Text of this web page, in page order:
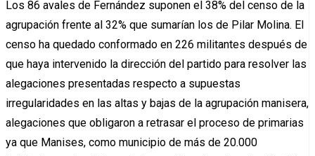
Los 86 avales de Fernández suponen el 38% del censo de la
agrupación frente al 32% que sumarían los de Pilar Molina. El
censo ha quedado conformado en 226 militantes después de
que haya intervenido la dirección del partido para resolver las
alegaciones presentadas respecto a supuestas
irregularidades en las altas y bajas de la agrupación manisera,
alegaciones que obligaron a retrasar el proceso de primarias
ya que Manises, como municipio de más de 20.000